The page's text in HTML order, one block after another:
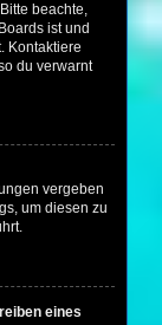
beachte,
ist und
Kontaktiere
du verwarnt
vergeben
um diesen zu
eines